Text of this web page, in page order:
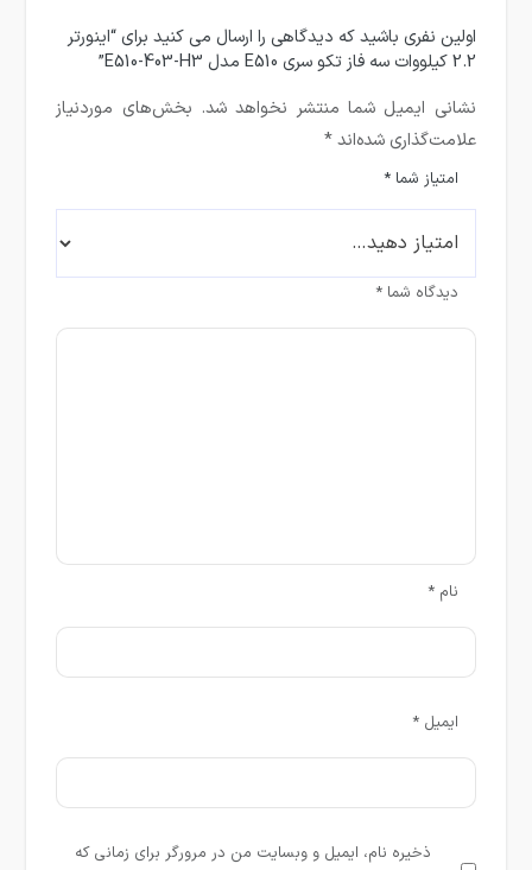
اولین نفری باشید که دیدگاهی را ارسال می کنید برای “اینورتر
2.2 کیلووات سه فاز تکو سری E510 مدل E510-403-H3”
نشانی ایمیل شما منتشر نخواهد شد. بخش‌های موردنیاز
علامت‌گذاری شده‌اند*
امتیاز شما*
دیدگاه شما*
نام*
ایمیل*
ذخیره نام، ایمیل و وبسایت من در مرورگر برای زمانی که